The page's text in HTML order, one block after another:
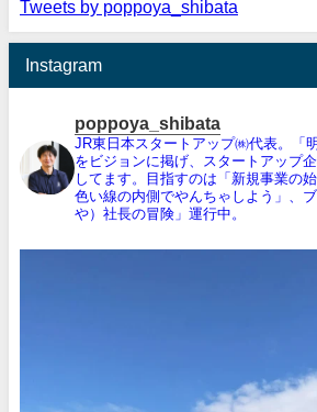
Tweets by poppoya_shibata
Instagram
poppoya_shibata
JR東日本スタートアップ㈱代表。「
をビジョンに掲げ、スタートアップ
してます。目指すのは「新規事業の
色い線の内側でやんちゃしよう」、
や）社長の冒険」運行中。